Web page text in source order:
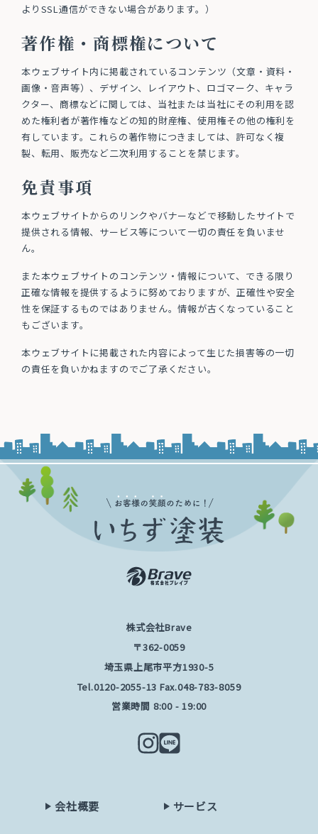
よりSSL通信ができない場合があります。）
著作権・商標権について
本ウェブサイト内に掲載されているコンテンツ（文章・資料・
画像・音声等）、デザイン、レイアウト、ロゴマーク、キャラ
クター、商標などに関しては、当社または当社にその利用を認
めた権利者が著作権などの知的財産権、使用権その他の権利を
有しています。これらの著作物につきましては、許可なく複
製、転用、販売など二次利用することを禁じます。
免責事項
本ウェブサイトからのリンクやバナーなどで移動したサイトで
提供される情報、サービス等について一切の責任を負いませ
ん。
また本ウェブサイトのコンテンツ・情報について、できる限り
正確な情報を提供するように努めておりますが、正確性や安全
性を保証するものではありません。情報が古くなっていること
もございます。
本ウェブサイトに掲載された内容によって生じた損害等の一切
の責任を負いかねますのでご了承ください。
株式会社Brave
〒362-0059
埼玉県上尾市平方1930-5
Tel.0120-2055-13 Fax.048-783-8059
営業時間 8:00 - 19:00
会社概要 サービス